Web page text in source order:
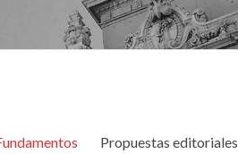
Propuestas editoriales